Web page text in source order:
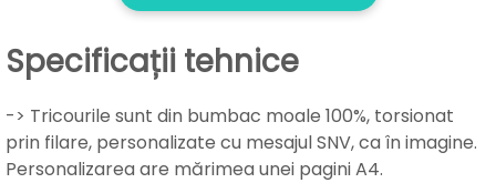
Specificații tehnice
-> Tricourile sunt din bumbac moale 100%, torsionat
prin filare, personalizate cu mesajul SNV, ca în imagine.
Personalizarea are mărimea unei pagini A4.